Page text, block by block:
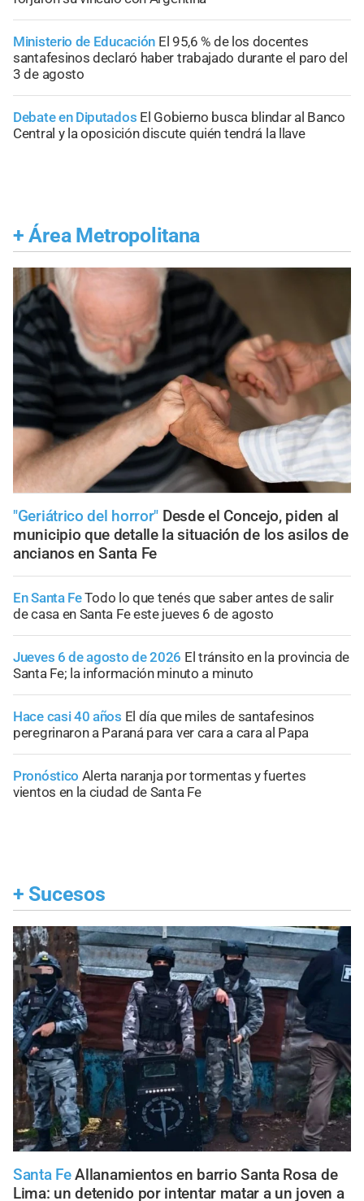
Ministerio de Educación El 95,6 % de los docentes
santafesinos declaró haber trabajado durante el paro del
3 de agosto
Debate en Diputados El Gobierno busca blindar al Banco
Central y la oposición discute quién tendrá la llave
+ Área Metropolitana
"Geriátrico del horror" Desde el Concejo, piden al
municipio que detalle la situación de los asilos de
ancianos en Santa Fe
En Santa FeTodo lo que tenés que saber antes de salir
de casa en Santa Fe este jueves 6 de agosto
Jueves 6 de agosto de 2026 El tránsito en la provincia de
Santa Fe; la información minuto a minuto
Hace casi 40 años El día que miles de santafesinos
peregrinaron a Paraná para ver cara a cara al Papa
Pronóstico Alerta naranja por tormentas y fuertes
vientos en la ciudad de Santa Fe
+ Sucesos
Santa Fe Allanamientos en barrio Santa Rosa de
Lima: un detenido por intentar matar a un joven a